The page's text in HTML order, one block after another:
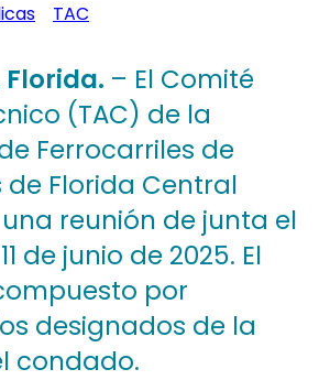
TAC
Florida. – El Comité
(TAC) de la
Ferrocarriles de
Florida Central
reunión de junta el
de junio de 2025. El
por
designados de la
condado.